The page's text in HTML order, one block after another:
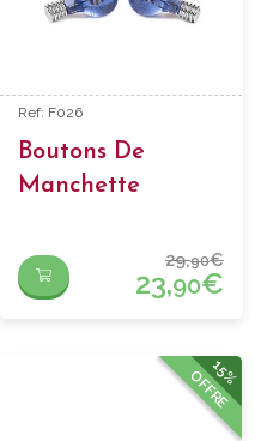
Ref: F026
Boutons De
Manchette
29,90€
23,90€
15%
OFFRE